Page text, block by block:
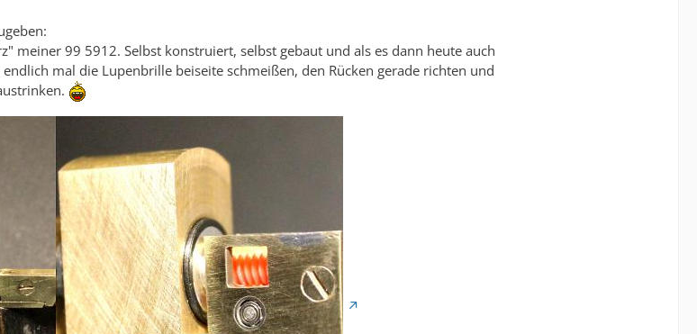
meiner 99 5912. Selbst konstruiert, selbst gebaut und als es dann heute auch
mal die Lupenbrille beiseite schmeißen, den Rücken gerade richten und